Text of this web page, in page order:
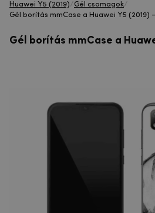
Huawei Y5 (2019)/Gél csomagok/
Gél borítás mmCase a Huawei Y5 (2019)
Gél borítás mmCase a